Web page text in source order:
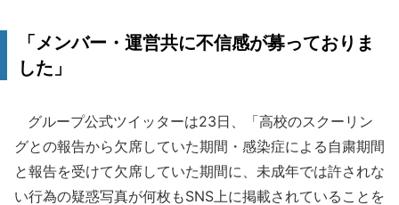
「メンバー・運営共に不信感が募っておりま
した」
グループ公式ツイッターは23日、「高校のスクーリン
グとの報告から欠席していた期間・感染症による自粛期間
と報告を受けて欠席していた期間に、未成年では許されな
い行為の疑惑写真が何枚もSNS上に掲載されていることを